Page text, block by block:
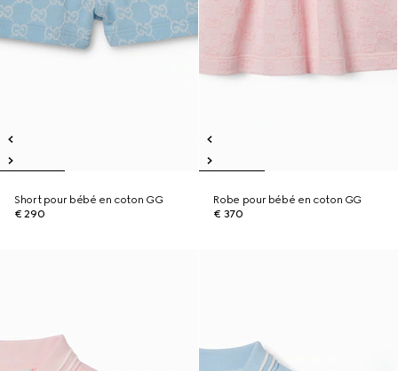
Short pour bébé en coton GG
€ 290
Robe pour bébé en coton GG
€ 370